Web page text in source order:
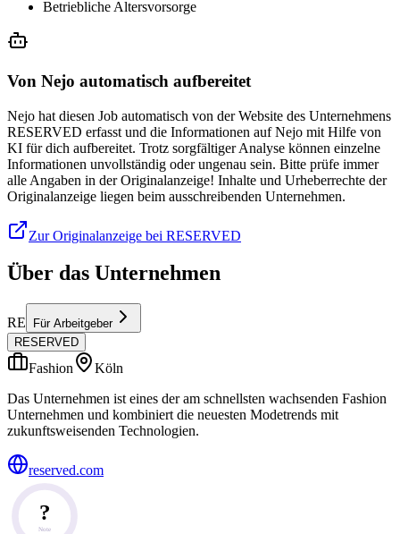
Betriebliche Altersvorsorge
Von Nejo automatisch aufbereitet
Nejo hat diesen Job automatisch von der Website des Unternehmens
RESERVED erfasst und die Informationen auf Nejo mit Hilfe von
KI für dich aufbereitet. Trotz sorgfältiger Analyse können einzelne
Informationen unvollständig oder ungenau sein. Bitte prüfe immer
alle Angaben in der Originalanzeige! Inhalte und Urheberrechte der
Originalanzeige liegen beim ausschreibenden Unternehmen.
Zur Originalanzeige bei RESERVED
Über das Unternehmen
RE
Für Arbeitgeber
RESERVED
Fashion
Köln
Das Unternehmen ist eines der am schnellsten wachsenden Fashion
Unternehmen und kombiniert die neuesten Modetrends mit
zukunftsweisenden Technologien.
reserved.com
?
Note